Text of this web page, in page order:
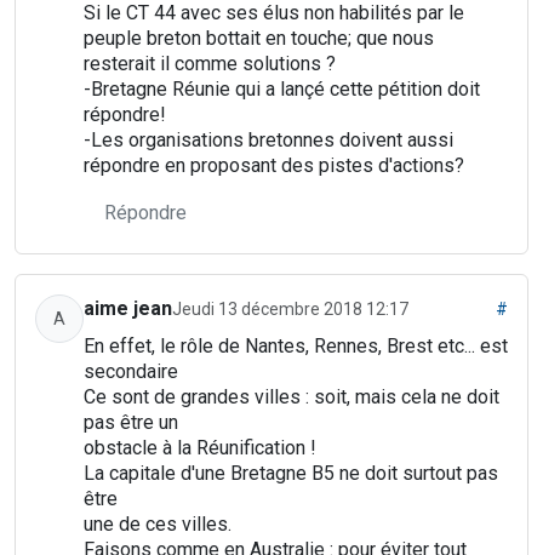
Si le CT 44 avec ses élus non habilités par le
peuple breton bottait en touche; que nous
resterait il comme solutions ?
-Bretagne Réunie qui a lançé cette pétition doit
répondre!
-Les organisations bretonnes doivent aussi
répondre en proposant des pistes d'actions?
Répondre
A aime jeanJeudi 13 décembre 2018 12:17 #
En effet, le rôle de Nantes, Rennes, Brest etc... est
secondaire
Ce sont de grandes villes : soit, mais cela ne doit
pas être un
obstacle à la Réunification !
La capitale d'une Bretagne B5 ne doit surtout pas
être
une de ces villes.
Faisons comme en Australie : pour éviter tout